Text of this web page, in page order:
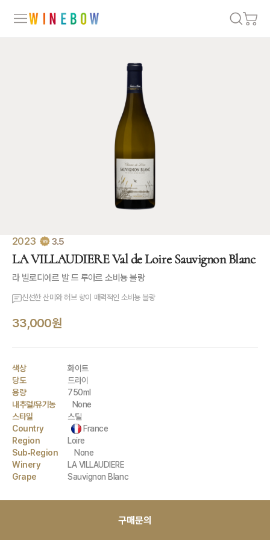
2023 3.5
LA VILLAUDIERE Val de Loire Sauvignon Blanc
라 빌로디에르 발 드 루아르 소비뇽 블랑
신선한 산미와 허브 향이 매력적인 소비뇽 블랑
33,000원
색상
화이트
당도
드라이
용량
750ml
내추럴/유기농
None
스타일
스틸
Country
France
Region
Loire
Sub-Region
None
Winery
LA VILLAUDIERE
Grape
Sauvignon Blanc
구매문의